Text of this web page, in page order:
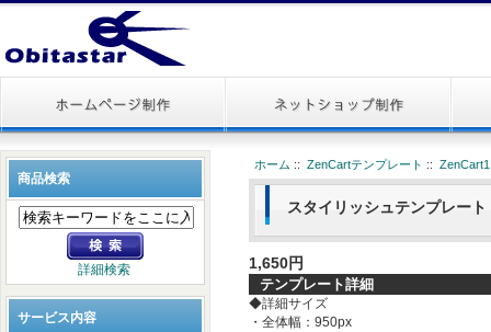
商品検索
詳細検索
サービス内容
ホーム ::ZenCartテンプレート ::
スタイリッシュテンプレー
1,650円
テンプレート詳細
◆詳細サイズ
・全体幅：950px